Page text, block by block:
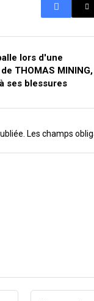
lors d'une
THOMAS
ses blessures
Les champs